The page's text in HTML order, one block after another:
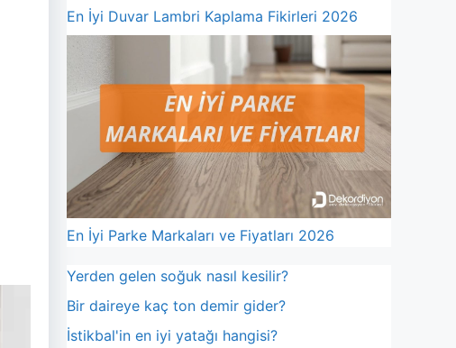
En İyi Duvar Lambri Kaplama Fikirleri 2026
En İyi Parke Markaları ve Fiyatları 2026
Yerden gelen soğuk nasıl kesilir?
Bir daireye kaç ton demir gider?
İstikbal'in en iyi yatağı hangisi?